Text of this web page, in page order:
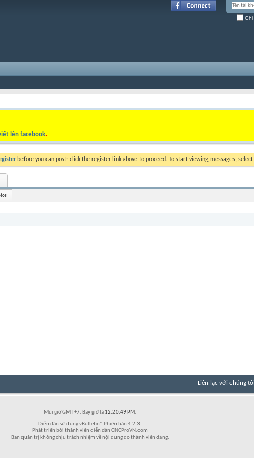
lên facebook.
before you can post: click the register link above to proceed. To start viewing messages,
Liên lạc với chúng
Múi giờ GMT +7. Bây giờ là 12:20:49 PM.
Diễn đàn sử dụng vBulletin® Phiên bản 4.2.3.
Phát triển bởi thành viên diễn đàn CNCProVN.com
Ban quản trị không chịu trách nhiệm về nội dung do thành viên đăng.